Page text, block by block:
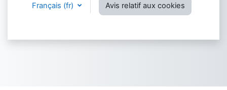
Français ‎(fr)‎ Avis relatif aux cookies